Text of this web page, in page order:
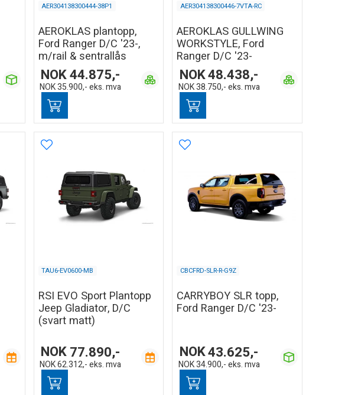
AER304138300444-38P1
AEROKLAS plantopp,
Ford Ranger D/C '23-,
m/rail & sentrallås
NOK44.875,-
NOK35.900,-eks. mva
AER304138300446-7VTA-RC
AEROKLAS GULLWING
WORKSTYLE, Ford
Ranger D/C '23-
NOK48.438,-
NOK38.750,-eks. mva
TAU6-EV0600-MB
RSI EVO Sport Plantopp
Jeep Gladiator, D/C
(svart matt)
NOK77.890,-
NOK62.312,-eks. mva
CBCFRD-SLR-R-G9Z
CARRYBOY SLR topp,
Ford Ranger D/C '23-
NOK43.625,-
NOK34.900,-eks. mva